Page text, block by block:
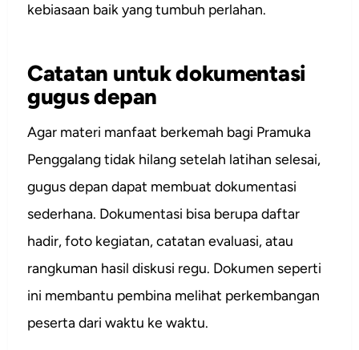
kebiasaan baik yang tumbuh perlahan.
Catatan untuk dokumentasi
gugus depan
Agar materi manfaat berkemah bagi Pramuka
Penggalang tidak hilang setelah latihan selesai,
gugus depan dapat membuat dokumentasi
sederhana. Dokumentasi bisa berupa daftar
hadir, foto kegiatan, catatan evaluasi, atau
rangkuman hasil diskusi regu. Dokumen seperti
ini membantu pembina melihat perkembangan
peserta dari waktu ke waktu.